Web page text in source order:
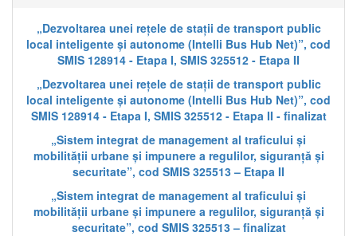
„Dezvoltarea unei rețele de stații de transport public
local inteligente și autonome (Intelli Bus Hub Net)”, cod
SMIS 128914 - Etapa I, SMIS 325512 - Etapa II
„Dezvoltarea unei rețele de stații de transport public
local inteligente și autonome (Intelli Bus Hub Net)”, cod
SMIS 128914 - Etapa I, SMIS 325512 - Etapa II - finalizat
„Sistem integrat de management al traficului și
mobilității urbane și impunere a regulilor, siguranță și
securitate”, cod SMIS 325513 – Etapa II
„Sistem integrat de management al traficului și
mobilității urbane și impunere a regulilor, siguranță și
securitate”, cod SMIS 325513 – finalizat